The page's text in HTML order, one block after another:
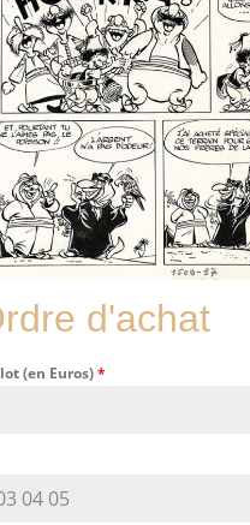
d'achat
(en Euros)*